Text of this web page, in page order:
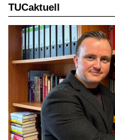
TUCaktuell